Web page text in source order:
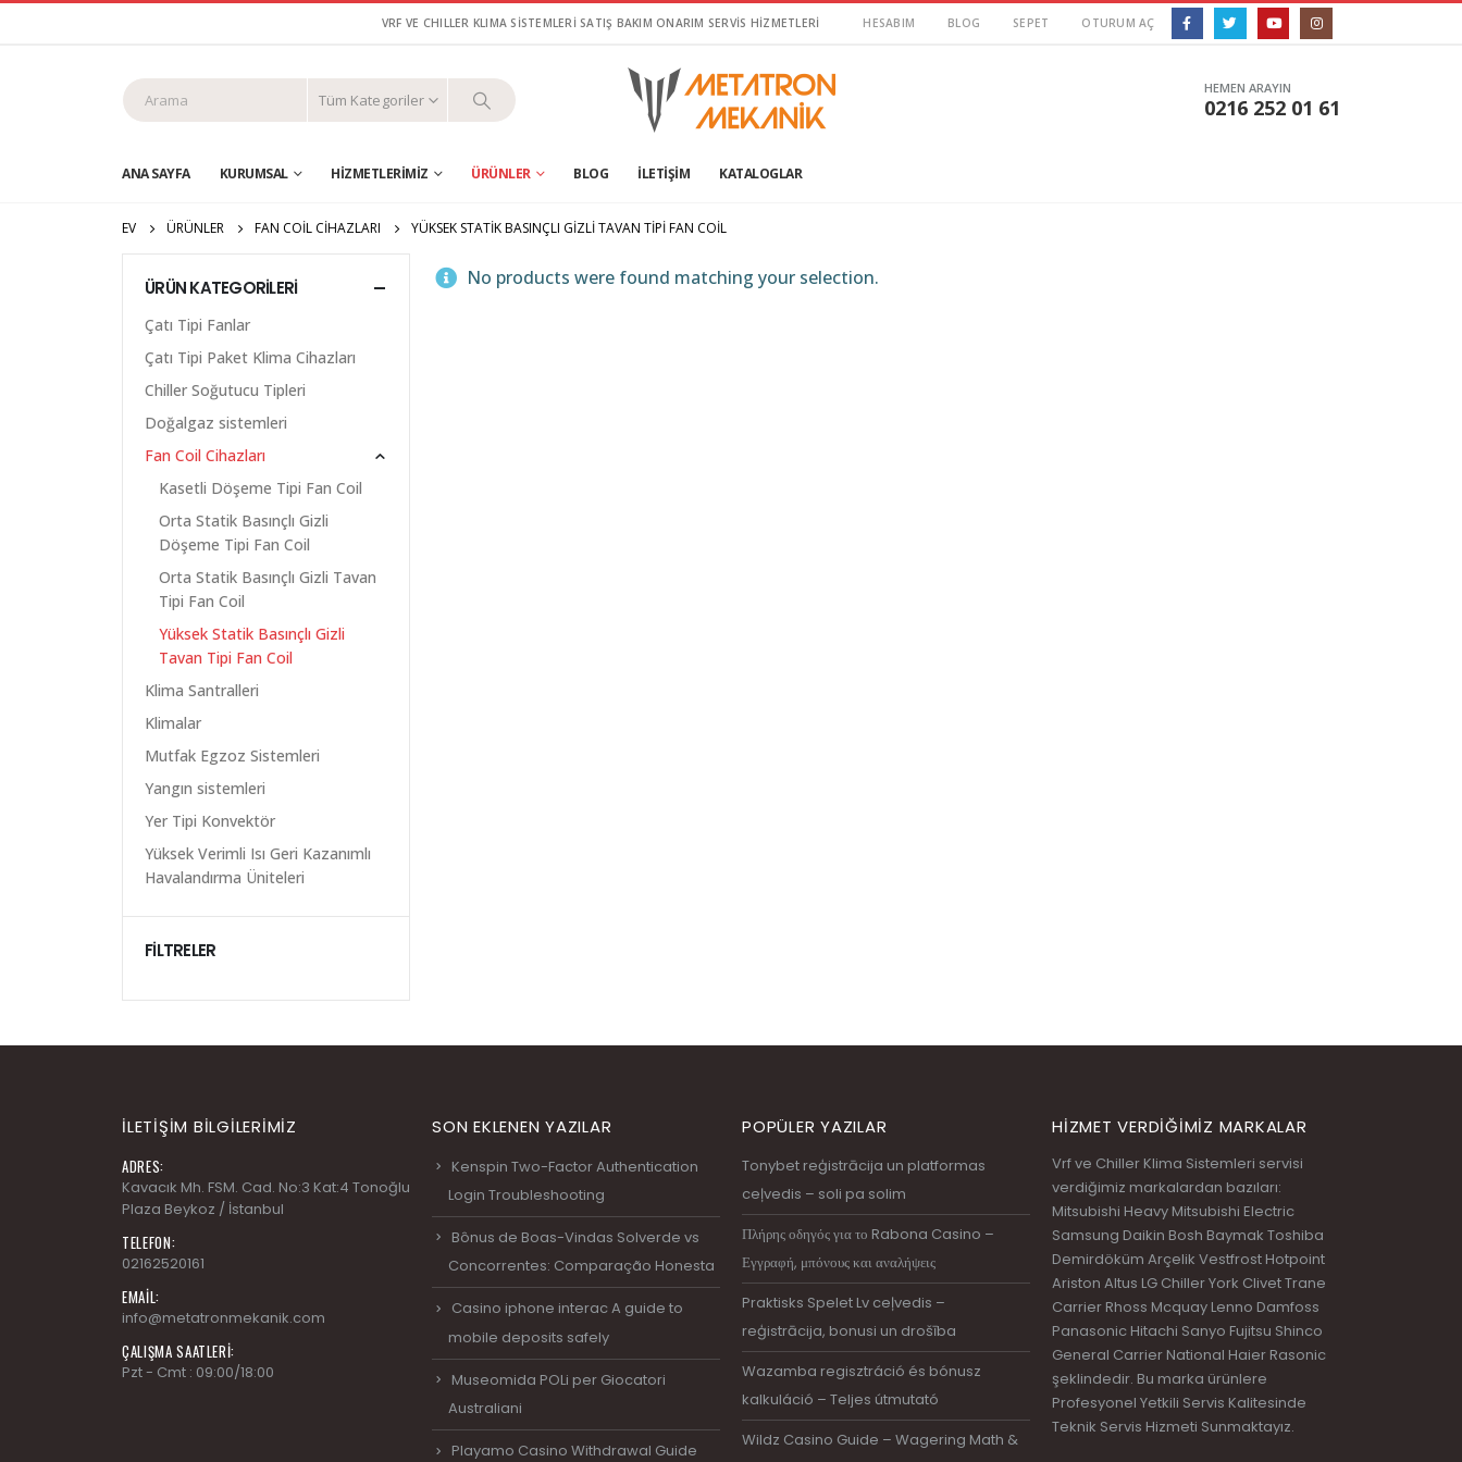
VRF VE CHILLER KLIMA SİSTEMLERİ SATIŞ BAKIM ONARIM SERVİS HİZMETLERİ HESABIM BLOG SEPET OTURUM AÇ
Tüm Kategoriler
HEMEN ARAYIN
0216 252 01 61
ANA SAYFA KURUMSAL HIZMETLERIMIZ ÜRÜNLER BLOG İLETIŞIM KATALOGLAR
EV ÜRÜNLER FAN COIL CIHAZLARI YÜKSEK STATIK BASINÇLI GIZLI TAVAN TIPI FAN COIL
No products were found matching your selection.
ÜRÜN KATEGORILERI
Çatı Tipi Fanlar
Çatı Tipi Paket Klima Cihazları
Chiller Soğutucu Tipleri
Doğalgaz sistemleri
Fan Coil Cihazları
Kasetli Döşeme Tipi Fan Coil
Orta Statik Basınçlı Gizli
Döşeme Tipi Fan Coil
Orta Statik Basınçlı Gizli Tavan
Tipi Fan Coil
Yüksek Statik Basınçlı Gizli
Tavan Tipi Fan Coil
Klima Santralleri
Klimalar
Mutfak Egzoz Sistemleri
Yangın sistemleri
Yer Tipi Konvektör
Yüksek Verimli Isı Geri Kazanımlı
Havalandırma Üniteleri
FİLTRELER
İLETIŞIM BILGILERIMIZ
ADRES:
Kavacık Mh. FSM. Cad. No:3 Kat:4 Tonoğlu
Plaza Beykoz / İstanbul
TELEFON:
02162520161
EMAIL:
info@metatronmekanik.com
ÇALIŞMA SAATLERI:
Pzt - Cmt : 09:00/18:00
SON EKLENEN YAZILAR
Kenspin Two-Factor Authentication
Login Troubleshooting
Bônus de Boas-Vindas Solverde vs
Concorrentes: Comparação Honesta
Casino iphone interac A guide to
mobile deposits safely
Museomida POLi per Giocatori
Australiani
Playamo Casino Withdrawal Guide
POPÜLER YAZILAR
Tonybet reģistrācija un platformas
ceļvedis – soli pa solim
Πλήρης οδηγός για το Rabona Casino –
Εγγραφή, μπόνους και αναλήψεις
Praktisks Spelet Lv ceļvedis –
reģistrācija, bonusi un drošība
Wazamba regisztráció és bónusz
kalkuláció – Teljes útmutató
Wildz Casino Guide – Wagering Math &
HIZMET VERDIĞIMIZ MARKALAR
Vrf ve Chiller Klima Sistemleri servisi
verdiğimiz markalardan bazıları:
Mitsubishi Heavy Mitsubishi Electric
Samsung Daikin Bosh Baymak Toshiba
Demirdöküm Arçelik Vestfrost Hotpoint
Ariston Altus LG Chiller York Clivet Trane
Carrier Rhoss Mcquay Lenno Damfoss
Panasonic Hitachi Sanyo Fujitsu Shinco
General Carrier National Haier Rasonic
şeklindedir. Bu marka ürünlere
Profesyonel Yetkili Servis Kalitesinde
Teknik Servis Hizmeti Sunmaktayız.